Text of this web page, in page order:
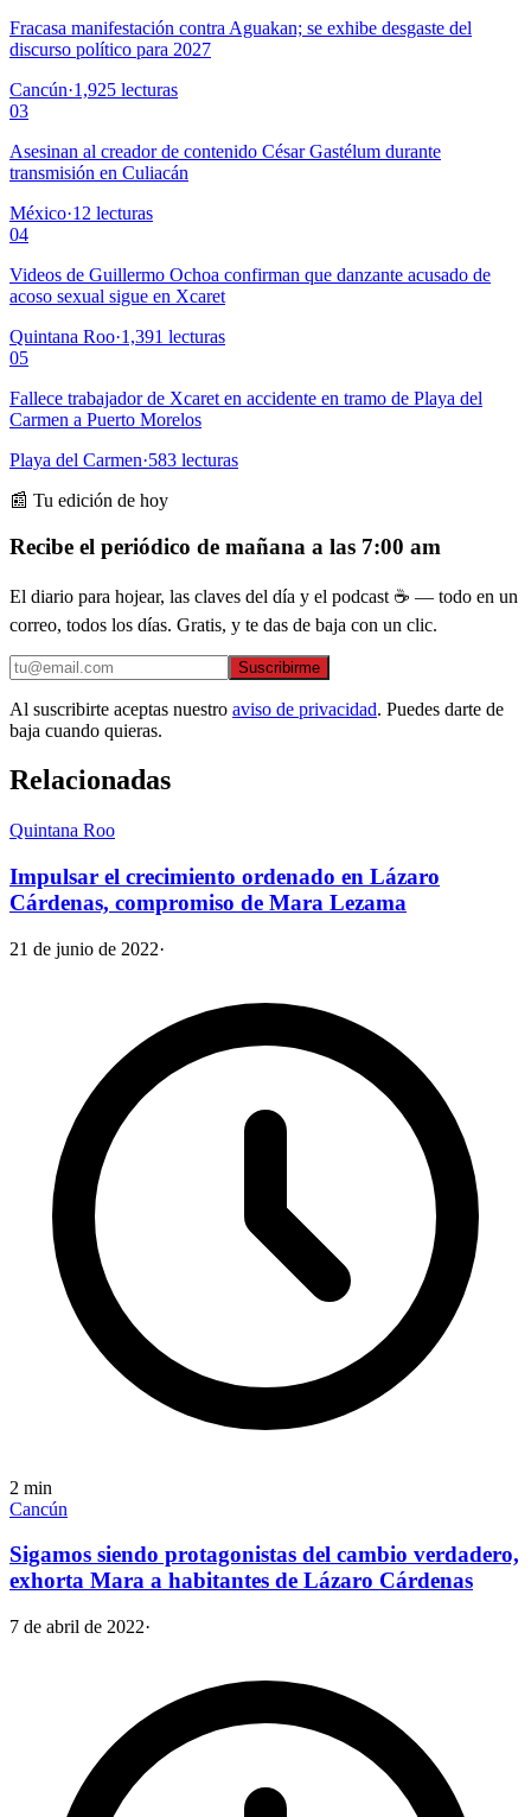
Fracasa manifestación contra Aguakan; se exhibe desgaste del
discurso político para 2027
Cancún·1,925 lecturas
03
Asesinan al creador de contenido César Gastélum durante
transmisión en Culiacán
México·12 lecturas
04
Videos de Guillermo Ochoa confirman que danzante acusado de
acoso sexual sigue en Xcaret
Quintana Roo·1,391 lecturas
05
Fallece trabajador de Xcaret en accidente en tramo de Playa del
Carmen a Puerto Morelos
Playa del Carmen·583 lecturas
📰 Tu edición de hoy
Recibe el periódico de mañana a las 7:00 am
El diario para hojear, las claves del día y el podcast ☕ — todo en un
correo, todos los días. Gratis, y te das de baja con un clic.
Suscribirme
Al suscribirte aceptas nuestro aviso de privacidad. Puedes darte de
baja cuando quieras.
Relacionadas
Quintana Roo
Impulsar el crecimiento ordenado en Lázaro
Cárdenas, compromiso de Mara Lezama
21 de junio de 2022·
2 min
Cancún
Sigamos siendo protagonistas del cambio verdadero,
exhorta Mara a habitantes de Lázaro Cárdenas
7 de abril de 2022·